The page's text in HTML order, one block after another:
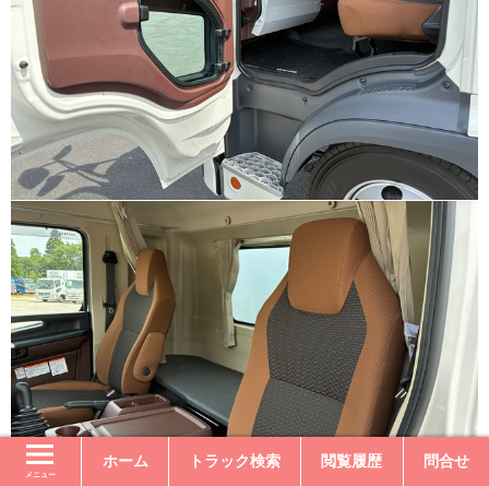
メニュー
ホーム トラック検索 閲覧履歴 問合せ